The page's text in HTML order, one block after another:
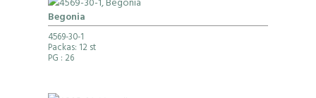
Begonia
4569-30-1
Packas: 12 st
PG : 26